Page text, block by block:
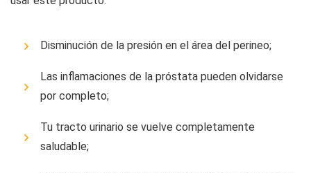
Disminución de la presión en el área del perineo;
Las inflamaciones de la próstata pueden olvidarse
por completo;
Tu tracto urinario se vuelve completamente
saludable;